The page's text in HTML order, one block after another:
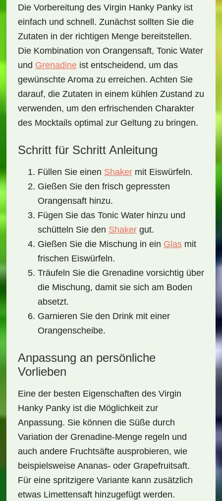
Die Vorbereitung des Virgin Hanky Pankyist
einfach und schnell. Zunächst sollten Sie die
Zutaten in der richtigen Menge bereitstellen.
Die Kombination von Orangensaft, Tonic Water
und Grenadineist entscheidend, um das
gewünschte Aroma zu erreichen. Achten Sie
darauf, die Zutaten in einem kühlen Zustand zu
verwenden, um den erfrischenden Charakter
des Mocktails optimal zur Geltung zu bringen.
Schritt für Schritt Anleitung
Füllen Sie einen Shakermit Eiswürfeln.
Gießen Sie den frisch gepressten
Orangensaft hinzu.
Fügen Sie das Tonic Water hinzu und
schütteln Sie den Shakergut.
Gießen Sie die Mischung in ein Glasmit
frischen Eiswürfeln.
Träufeln Sie die Grenadine vorsichtig über
die Mischung, damit sie sich am Boden
absetzt.
Garnieren Sie den Drink mit einer
Orangenscheibe.
Anpassung an persönliche
Vorlieben
Eine der besten Eigenschaften des Virgin
Hanky Pankyist die Möglichkeit zur
Anpassung. Sie können die Süße durch
Variation der Grenadine-Menge regeln und
auch andere Fruchtsäfte ausprobieren, wie
beispielsweise Ananas- oder Grapefruitsaft.
Für eine spritzigere Variante kann zusätzlich
etwas Limettensaft hinzugefügt werden.